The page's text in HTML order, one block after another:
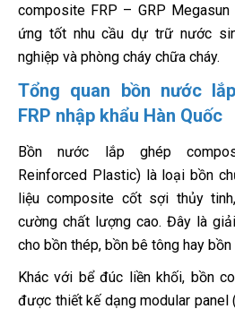
composite FRP – GRP
ứng tốt nhu cầu dự trữ nước
nghiệp và phòng cháy chữa cháy.
Tổng quan bồn nước
FRP nhập khẩu Hàn Quốc
Bồn nước lắp ghép
Reinforced Plastic) là loại bồn
liệu composite cốt sợi thủy
cường chất lượng cao. Đây là
cho bồn thép, bồn bê tông hay
Khác với bể đúc liền khối, bồn
được thiết kế dạng modular